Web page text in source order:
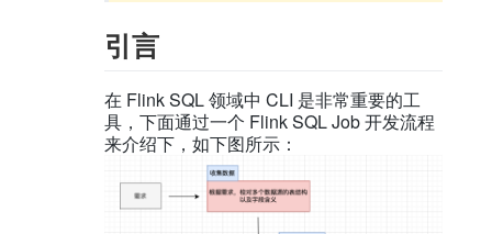
引言
在 Flink SQL 领域中 CLI 是非常重要的工
具，下面通过一个 Flink SQL Job 开发流程
来介绍下，如下图所示：